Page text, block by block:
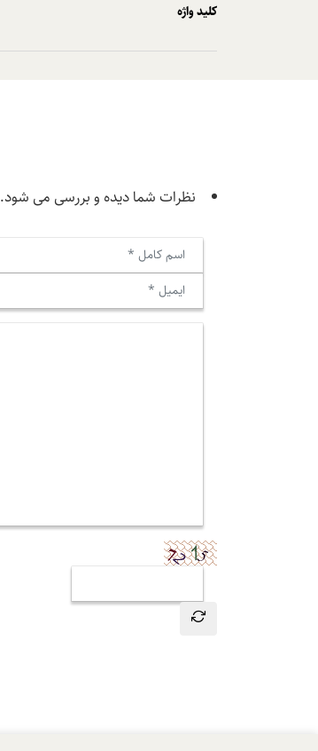
کلید واژه
نظرات شما دیده و بررسی می شود.